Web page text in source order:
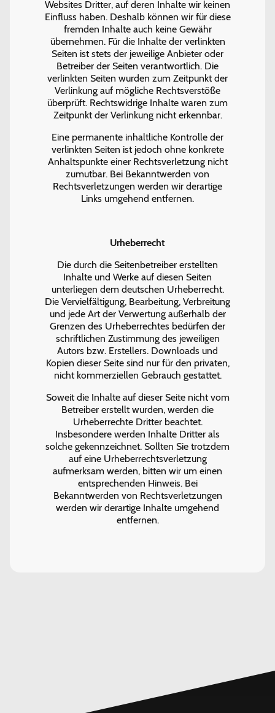
Websites Dritter, auf deren Inhalte wir keinen
Einfluss haben. Deshalb können wir für diese
fremden Inhalte auch keine Gewähr
übernehmen. Für die Inhalte der verlinkten
Seiten ist stets der jeweilige Anbieter oder
Betreiber der Seiten verantwortlich. Die
verlinkten Seiten wurden zum Zeitpunkt der
Verlinkung auf mögliche Rechtsverstöße
überprüft. Rechtswidrige Inhalte waren zum
Zeitpunkt der Verlinkung nicht erkennbar.
Eine permanente inhaltliche Kontrolle der
verlinkten Seiten ist jedoch ohne konkrete
Anhaltspunkte einer Rechtsverletzung nicht
zumutbar. Bei Bekanntwerden von
Rechtsverletzungen werden wir derartige
Links umgehend entfernen.
Urheberrecht
Die durch die Seitenbetreiber erstellten
Inhalte und Werke auf diesen Seiten
unterliegen dem deutschen Urheberrecht.
Die Vervielfältigung, Bearbeitung, Verbreitung
und jede Art der Verwertung außerhalb der
Grenzen des Urheberrechtes bedürfen der
schriftlichen Zustimmung des jeweiligen
Autors bzw. Erstellers. Downloads und
Kopien dieser Seite sind nur für den privaten,
nicht kommerziellen Gebrauch gestattet.
Soweit die Inhalte auf dieser Seite nicht vom
Betreiber erstellt wurden, werden die
Urheberrechte Dritter beachtet.
Insbesondere werden Inhalte Dritter als
solche gekennzeichnet. Sollten Sie trotzdem
auf eine Urheberrechtsverletzung
aufmerksam werden, bitten wir um einen
entsprechenden Hinweis. Bei
Bekanntwerden von Rechtsverletzungen
werden wir derartige Inhalte umgehend
entfernen.